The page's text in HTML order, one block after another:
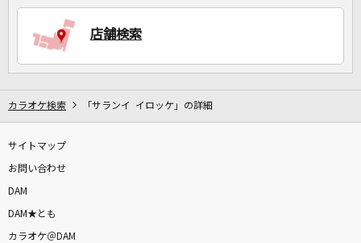
カラオケをもっと楽しもう！
店舗検索
カラオケ検索 「サランイ イロッケ」の詳細
サイトマップ
お問い合わせ
DAM
DAM★とも
カラオケ＠DAM